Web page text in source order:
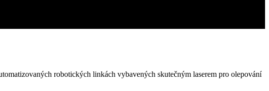
robotických linkách vybavených skutečným laserem pro olepování